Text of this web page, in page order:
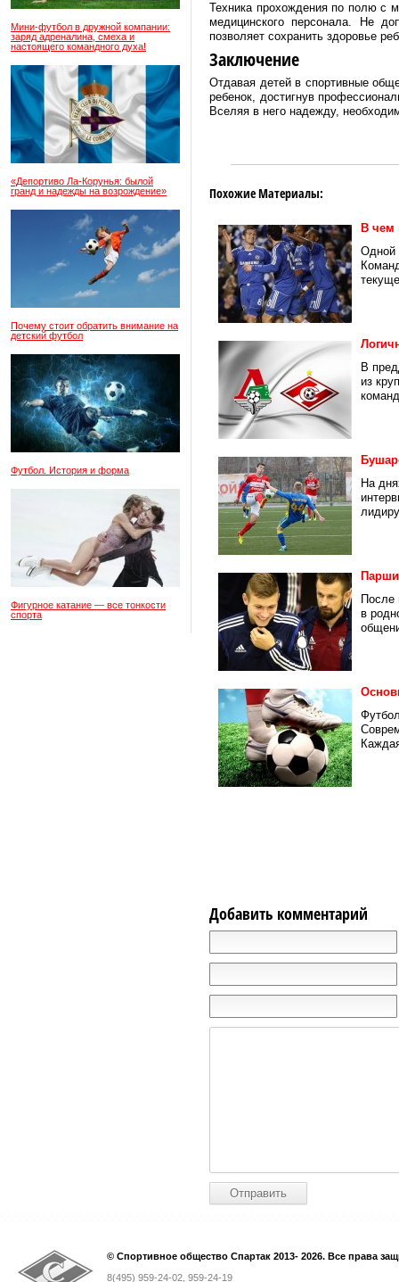
Мини-футбол в дружной компании:
заряд адреналина, смеха и
настоящего командного духа!
«Депортиво Ла-Корунья: былой
гранд и надежды на возрождение»
Почему стоит обратить внимание на
детский футбол
Футбол. История и форма
Фигурное катание — все тонкости
спорта
Техника прохождения по полю с
медицинского персонала. Не
позволяет сохранить здоровье
Заключение
Отдавая детей в спортивные
ребенок, достигнув
Вселяя в него надежду,
Похожие Материалы:
В чем
Одной
В
из
На
После
в
Добавить комментарий
© Спортивное общество Спартак 2013- 2026. Все права
8(495) 959-24-02, 959-24-19